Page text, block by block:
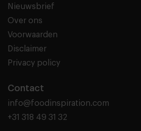
Nieuwsbrief
Over ons
Voorwaarden
Disclaimer
Privacy policy
Contact
info@foodinspiration.com
+31 318 49 31 32